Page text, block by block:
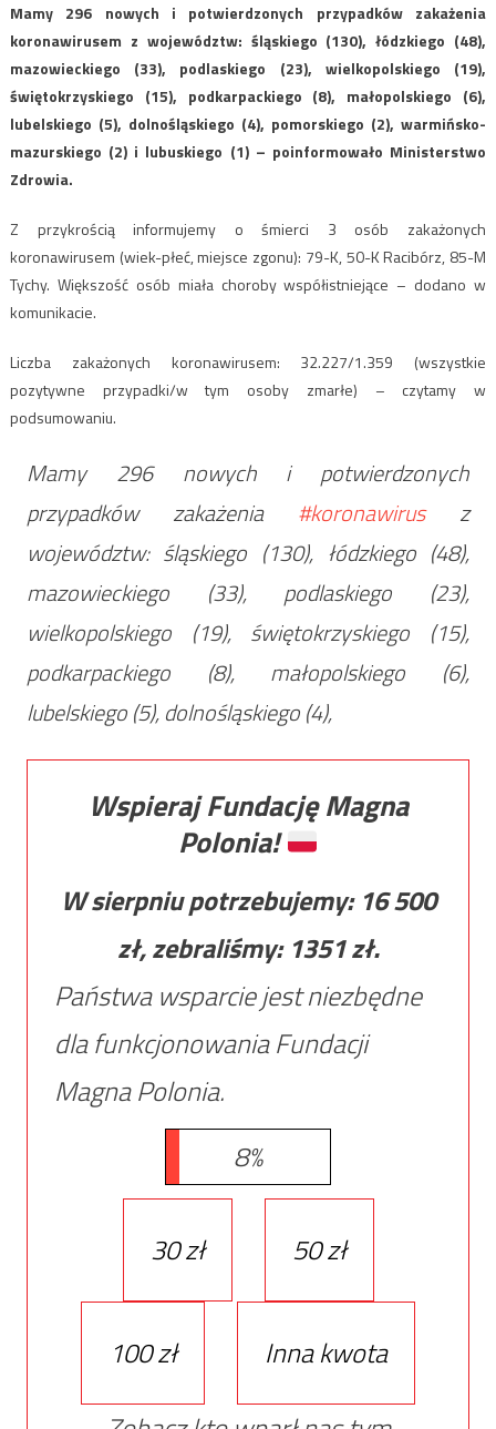
Mamy 296 nowych i potwierdzonych przypadków zakażenia
koronawirusem z województw: śląskiego (130), łódzkiego (48),
mazowieckiego (33), podlaskiego (23), wielkopolskiego (19),
świętokrzyskiego (15), podkarpackiego (8), małopolskiego (6),
lubelskiego (5), dolnośląskiego (4), pomorskiego (2), warmińsko-
mazurskiego (2) i lubuskiego (1) – poinformowało Ministerstwo
Zdrowia.
Z przykrością informujemy o śmierci 3 osób zakażonych
koronawirusem (wiek-płeć, miejsce zgonu): 79-K, 50-K Racibórz, 85-M
Tychy. Większość osób miała choroby współistniejące – dodano w
komunikacie.
Liczba zakażonych koronawirusem: 32.227/1.359 (wszystkie
pozytywne przypadki/w tym osoby zmarłe) – czytamy w
podsumowaniu.
Mamy 296 nowych i potwierdzonych
przypadków zakażenia #koronawirusz
województw: śląskiego (130), łódzkiego (48),
mazowieckiego (33), podlaskiego (23),
wielkopolskiego (19), świętokrzyskiego (15),
podkarpackiego (8), małopolskiego (6),
lubelskiego (5), dolnośląskiego (4),
Wspieraj Fundację Magna
Polonia!
W sierpniu potrzebujemy: 16 500
zł, zebraliśmy: 1351zł.
Państwa wsparcie jest niezbędne
dla funkcjonowania Fundacji
Magna Polonia.
8%
30 zł 50 zł
100 zł
Inna kwota